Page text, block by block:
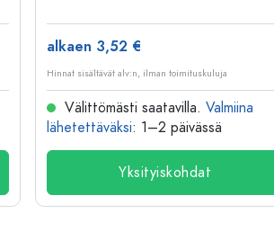
alkaen 3,52 €
Hinnat sisältävät alv:n, ilman toimituskuluja
Välittömästi saatavilla. Valmiina
lähetettäväksi: 1–2 päivässä
Yksityiskohdat